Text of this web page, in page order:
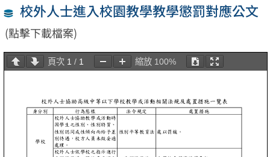
校外人士進入校園教學教學懲罰對應公文
(點擊下載檔案)
頁次 1 / 1 縮放 100%